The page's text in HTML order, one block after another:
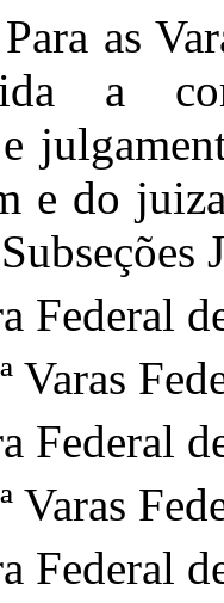
as
a
e do
Federal
Varas
Federal
Varas
Federal